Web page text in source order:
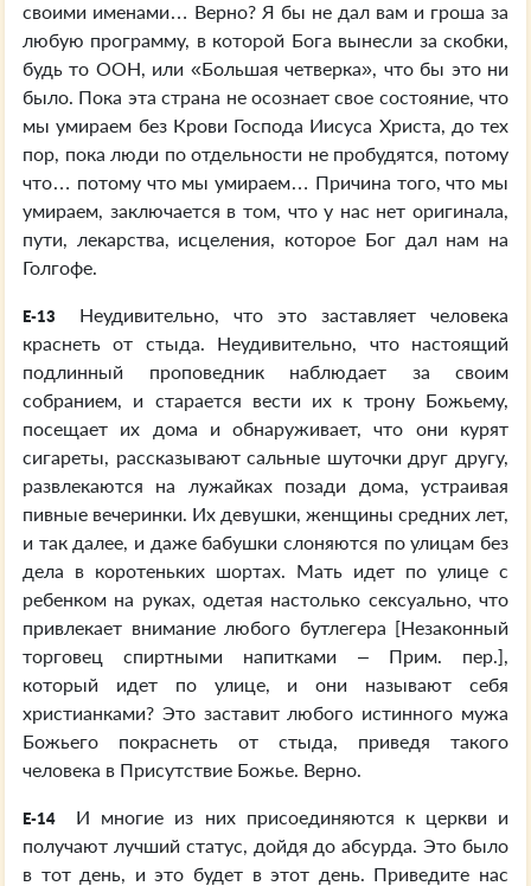
своими именами… Верно? Я бы не дал вам и гроша за
любую программу, в которой Бога вынесли за скобки,
будь то ООН, или «Большая четверка», что бы это ни
было. Пока эта страна не осознает свое состояние, что
мы умираем без Крови Господа Иисуса Христа, до тех
пор, пока люди по отдельности не пробудятся, потому
что… потому что мы умираем… Причина того, что мы
умираем, заключается в том, что у нас нет оригинала,
пути, лекарства, исцеления, которое Бог дал нам на
Голгофе.
E-13
Неудивительно, что это заставляет человека
краснеть от стыда. Неудивительно, что настоящий
подлинный проповедник наблюдает за своим
собранием, и старается вести их к трону Божьему,
посещает их дома и обнаруживает, что они курят
сигареты, рассказывают сальные шуточки друг другу,
развлекаются на лужайках позади дома, устраивая
пивные вечеринки. Их девушки, женщины средних лет,
и так далее, и даже бабушки слоняются по улицам без
дела в коротеньких шортах. Мать идет по улице с
ребенком на руках, одетая настолько сексуально, что
привлекает внимание любого бутлегера [Незаконный
торговец спиртными напитками – Прим. пер.],
который идет по улице, и они называют себя
христианками? Это заставит любого истинного мужа
Божьего покраснеть от стыда, приведя такого
человека в Присутствие Божье. Верно.
E-14
И многие из них присоединяются к церкви и
получают лучший статус, дойдя до абсурда. Это было
в тот день, и это будет в этот день. Приведите нас